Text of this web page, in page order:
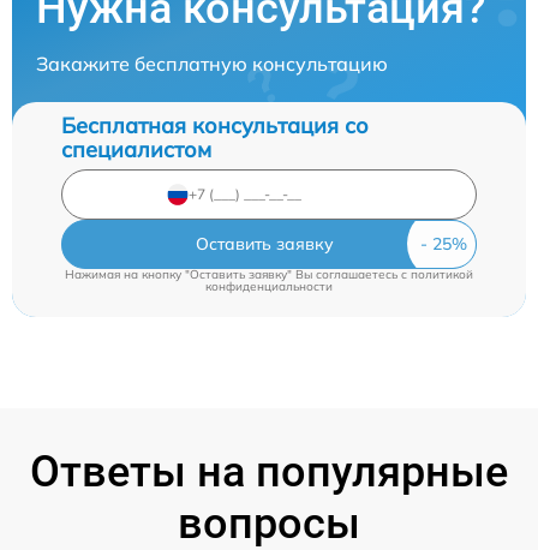
Закажите бесплатную консультацию
Бесплатная консультация со
специалистом
Оставить заявку
Нажимая на кнопку "Оставить заявку" Вы соглашаетесь cполитикой
конфиденциальности
Ответы на популярные
вопросы